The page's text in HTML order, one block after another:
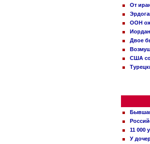
От
ООН
Двое
США
11 000
У